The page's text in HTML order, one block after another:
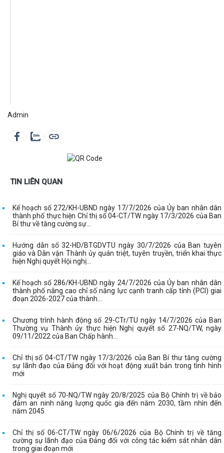
Admin
TIN LIÊN QUAN
Kế hoạch số 272/KH-UBND ngày 17/7/2026 của Ủy ban nhân dân
thành phố thực hiện Chỉ thị số 04-CT/TW ngày 17/3/2026 của Ban
Bí thư về tăng cường sự...
Hướng dẫn số 32-HD/BTGDVTU ngày 30/7/2026 của Ban tuyên
giáo và Dân vận Thành ủy quán triệt, tuyên truyền, triển khai thực
hiện Nghị quyết Hội nghị...
Kế hoạch số 286/KH-UBND ngày 24/7/2026 của Ủy ban nhân dân
thành phố nâng cao chỉ số năng lực cạnh tranh cấp tỉnh (PCI) giai
đoạn 2026-2027 của thành...
Chương trình hành động số 29-CTr/TU ngày 14/7/2026 của Ban
Thường vụ Thành ủy thực hiện Nghị quyết số 27-NQ/TW, ngày
09/11/2022 của Ban Chấp hành...
Chỉ thị số 04-CT/TW ngày 17/3/2026 của Ban Bí thư tăng cường
sự lãnh đạo của Đảng đối với hoạt động xuất bản trong tình hình
mới
Nghị quyết số 70-NQ/TW ngày 20/8/2025 của Bộ Chính trị về bảo
đảm an ninh năng lượng quốc gia đến năm 2030, tầm nhìn đến
năm 2045
Chỉ thị số 06-CT/TW ngày 06/6/2026 của Bộ Chính trị về tăng
cường sự lãnh đạo của Đảng đối với công tác kiểm sát nhân dân
trong giai đoạn mới